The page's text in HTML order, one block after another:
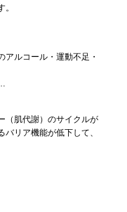
アルコール・運動不足・
（肌代謝）のサイクルが
リア機能が低下して、